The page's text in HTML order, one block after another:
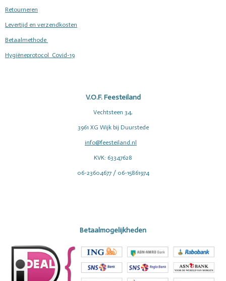
Retourneren
Levertijd en verzendkosten
Betaalmethode
Hygiëneprotocol Covid-19
V.O.F. Feesteiland
Vechtsteen 34,
3961 XG Wijk bij Duurstede
info@feesteiland.nl
KVK: 63347628
06-23604677 / 06-15861974
Betaalmogelijkheden